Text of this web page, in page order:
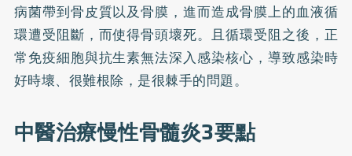
病菌帶到骨皮質以及骨膜，進而造成骨膜上的血液循
環遭受阻斷，而使得骨頭壞死。且循環受阻之後，正
常免疫細胞與抗生素無法深入感染核心，導致感染時
好時壞、很難根除，是很棘手的問題。
中醫治療慢性骨髓炎3要點